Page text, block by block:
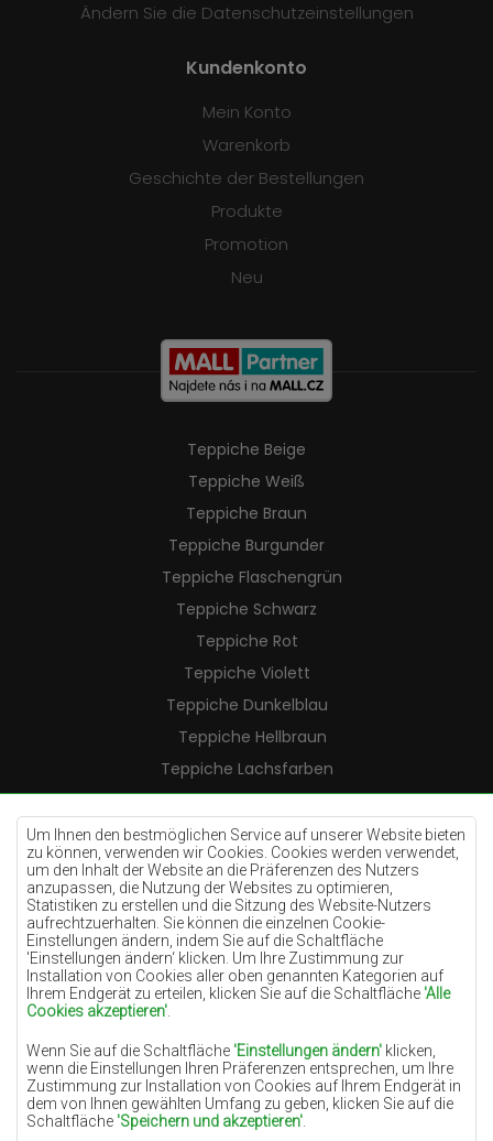
Um Ihnen den bestmöglichen Service auf unserer Website bieten
zu können, verwenden wir Cookies. Cookies werden verwendet,
um den Inhalt der Website an die Präferenzen des Nutzers
anzupassen, die Nutzung der Websites zu optimieren,
Statistiken zu erstellen und die Sitzung des Website-Nutzers
aufrechtzuerhalten. Sie können die einzelnen Cookie-
Einstellungen ändern, indem Sie auf die Schaltfläche
'Einstellungen ändern‘ klicken. Um Ihre Zustimmung zur
Installation von Cookies aller oben genannten Kategorien auf
Ihrem Endgerät zu erteilen, klicken Sie auf die Schaltfläche 'Alle
Cookies akzeptieren'
Wenn Sie auf die Schaltfläche 'Einstellungen ändern' klicken,
wenn die Einstellungen Ihren Präferenzen entsprechen, um Ihre
Zustimmung zur Installation von Cookies auf Ihrem Endgerät in
dem von Ihnen gewählten Umfang zu geben, klicken Sie auf die
Schaltfläche 'Speichern und akzeptieren'
Ändern Sie die Datenschutzeinstellungen
Kundenkonto
Mein Konto
Warenkorb
Geschichte der Bestellungen
Produkte
Promotion
Neu
Teppiche Beige
Teppiche Weiß
Teppiche Braun
Teppiche Burgunder
Teppiche Flaschengrün
Teppiche Schwarz
Teppiche Rot
Teppiche Violett
Teppiche Dunkelblau
Teppiche Hellbraun
Teppiche Lachsfarben
Teppiche Cremefarben
Teppiche Lilac
Teppiche Gelb
Teppiche Pfefferminz
Teppiche Blau
Teppiche Orange
Teppiche Rosa
Teppiche Terrakotte
Teppiche Grün
Teppiche Golden